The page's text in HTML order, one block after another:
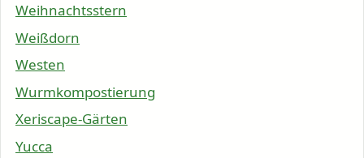
Weihnachtsstern
Weißdorn
Westen
Wurmkompostierung
Xeriscape-Gärten
Yucca